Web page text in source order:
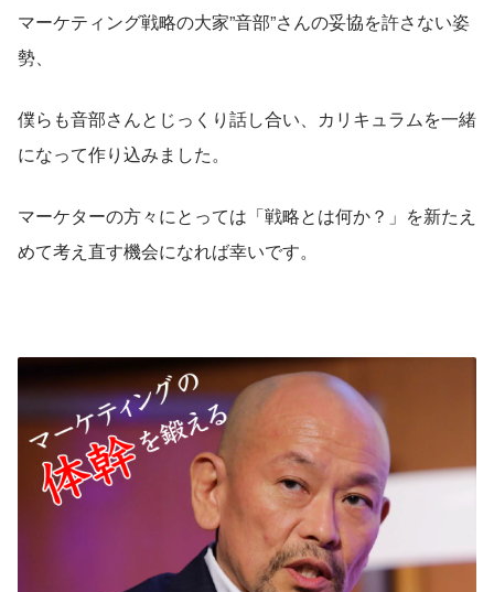
マーケティング戦略の大家”音部”さんの妥協を許さない姿
勢、
僕らも音部さんとじっくり話し合い、カリキュラムを一緒
になって作り込みました。
マーケターの方々にとっては「戦略とは何か？」を新たえ
めて考え直す機会になれば幸いです。